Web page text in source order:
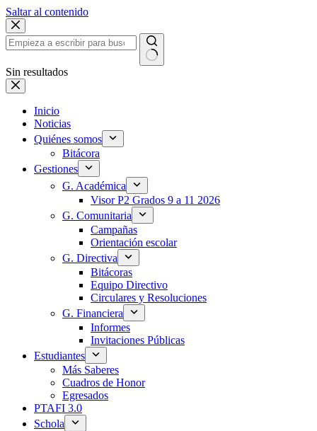
Saltar al contenido
Sin resultados
Inicio
Noticias
Quiénes somos
Bitácora
Gestiones
G. Académica
Visor P2 Grados 9 a 11 2026
G. Comunitaria
Campañas
Orientación escolar
G. Directiva
Bitácoras
Equipo Directivo
Circulares y Resoluciones
G. Financiera
Informes
Invitaciones Públicas
Estudiantes
Más Saberes
Cuadros de Honor
Egresados
PTAFI 3.0
Schola